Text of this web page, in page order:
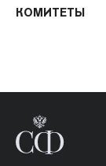
КОМИТЕТЫ